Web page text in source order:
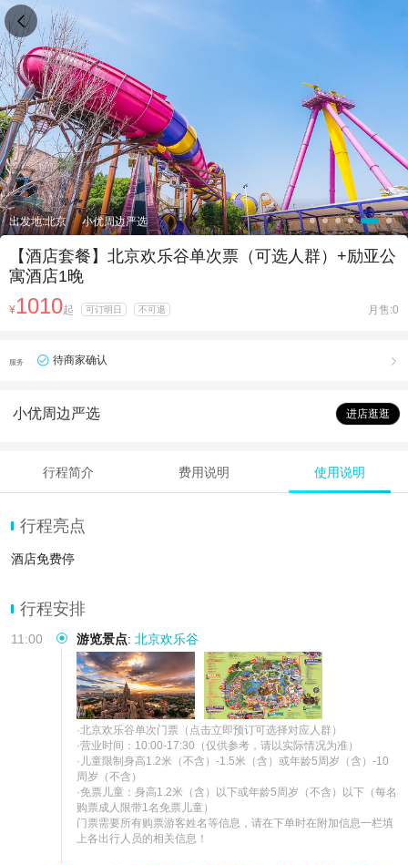
出发地:北京 小优周边严选
【酒店套餐】北京欢乐谷单次票（可选人群）+励亚公
寓酒店1晚
¥1010起 可订明日 不可退 月售:0
服务 待商家确认 
小优周边严选 进店逛逛
行程简介 费用说明 使用说明
行程亮点
酒店免费停
行程安排
11:00 游览景点: 北京欢乐谷
·北京欢乐谷单次门票（点击立即预订可选择对应人群）
·营业时间：10:00-17:30（仅供参考，请以实际情况为准）
·儿童限制身高1.2米（不含）-1.5米（含）或年龄5周岁（含）-10
周岁（不含）
·免票儿童：身高1.2米（含）以下或年龄5周岁（不含）以下（每名
购票成人限带1名免票儿童）
门票需要所有购票游客姓名等信息，请在下单时在附加信息一栏填
上各出行人员的相关信息！
